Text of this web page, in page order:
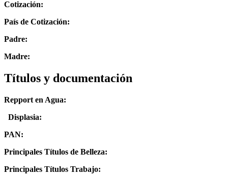
Cotización:
País de Cotización:
Padre:
Madre:
Títulos y documentación
Repport en Agua:
Displasia:
PAN:
Principales Títulos de Belleza:
Principales Títulos Trabajo: